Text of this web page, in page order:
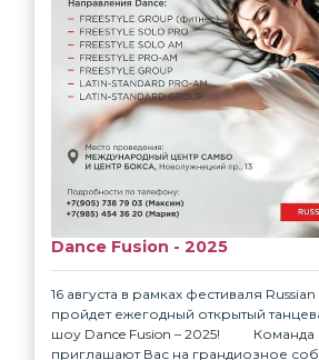
Dance Fusion - 2025
16 августа в рамках фестиваля Russian
пройдет ежегодный открытый
шоу Dance Fusion – 2025! ⠀ ⠀ Команда
приглашают Вас на грандиозное